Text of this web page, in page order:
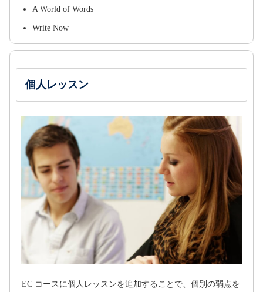
A World of Words
Write Now
個人レッスン
EC コースに個人レッスンを追加することで、個別の弱点を